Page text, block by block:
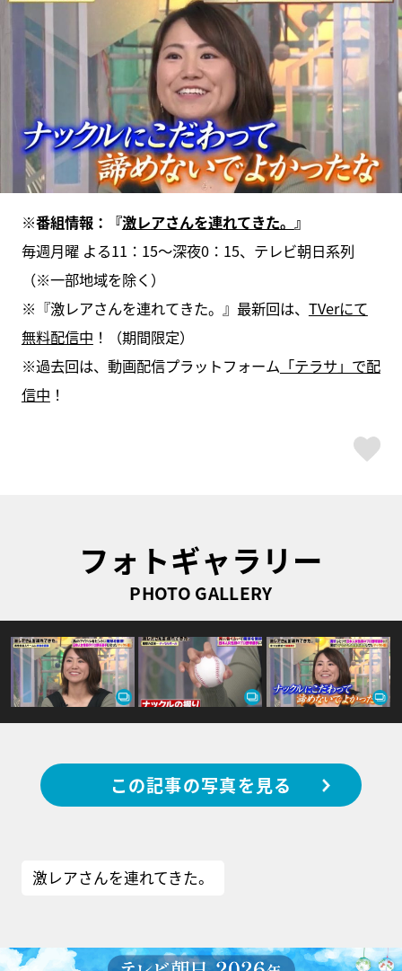
※番組情報：『激レアさんを連れてきた。 』
毎週月曜 よる11：15～深夜0：15、テレビ朝日系列
（※一部地域を除く）
※『激レアさんを連れてきた。』最新回は、 TVerにて
無料配信中 ！（期間限定）
※過去回は、動画配信プラットフォーム 「テラサ」で配
信中 ！
フォトギャラリー
PHOTO GALLERY
この記事の写真を見る
激レアさんを連れてきた。